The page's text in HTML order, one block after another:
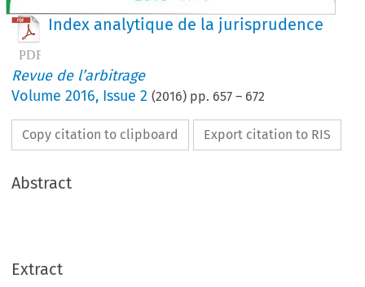
Index analytique de la jurisprudence
Revue de l’arbitrage
Volume2016, Issue 2 (2016) pp. 657 – 672
Copy citation to clipboard Export citation to RIS
Abstract
Extract